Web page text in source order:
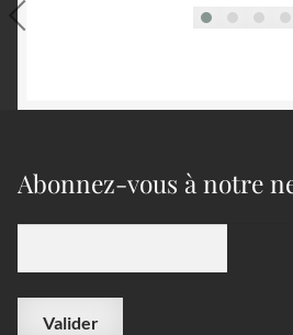
Abonnez-vous à notre